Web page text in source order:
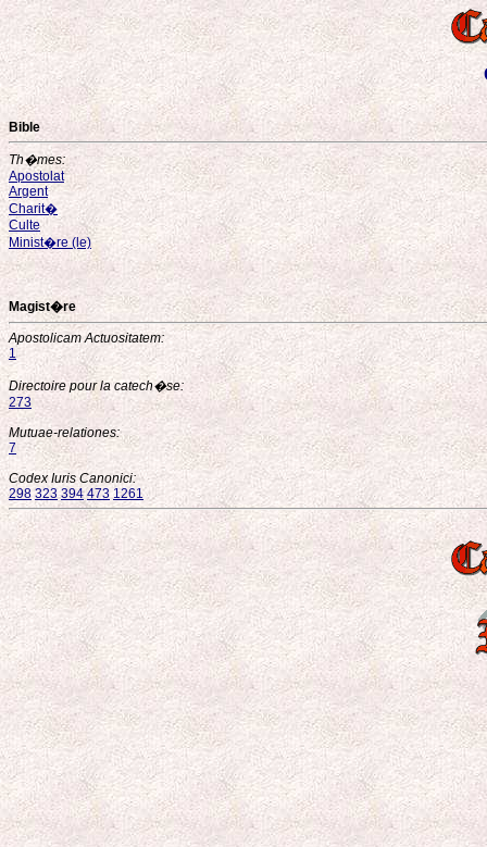
Bible
Th�mes:
Apostolat
Argent
Charit�
Culte
Minist�re (le)
Magist�re
Apostolicam Actuositatem:
1
Directoire pour la catech�se:
273
Mutuae-relationes:
7
Codex Iuris Canonici:
298 323 394 473 1261